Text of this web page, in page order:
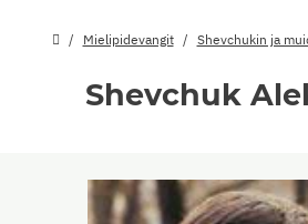
Mielipidevangit Shevchukin ja
Shevchuk